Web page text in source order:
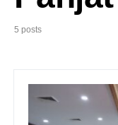
5 posts